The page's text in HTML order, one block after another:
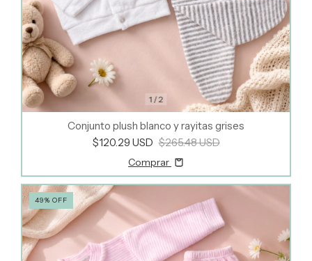
1 /2
Conjunto plush blanco y rayitas grises
$120.29 USD $265.48 USD
Comprar
49% OFF